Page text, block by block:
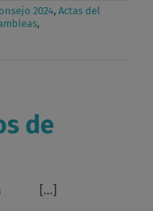
2024, Actas del
,
de
[...]